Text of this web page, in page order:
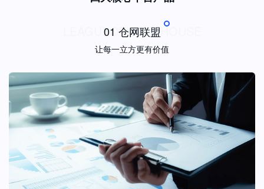
LEAGUEOFWAREHOUSE
01 仓网联盟
让每一立方更有价值